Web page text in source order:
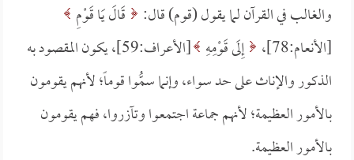
والغالب في القرآن لما يقول (قوم) قال:
قَالَ يَا قَوْمِ
[الأنعام:78]،
إِلَى قَوْمِهِ
[الأعراف:59]، يكون المقصود به
الذكور والإناث على حد سواء، وإنما سمُّوا قوماً؛ لأنهم يقومون
بالأمور العظيمة؛ لأنهم جماعة اجتمعوا وتآزروا، فهم يقومون
بالأمور العظيمة.